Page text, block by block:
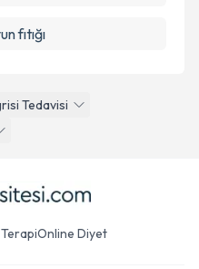
Tedavisi
fıtığı
Online Diyet